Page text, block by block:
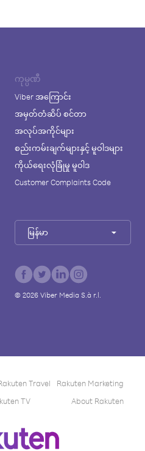
ကုမ္ပဏီ
Viber အကြောင်း
အမှတ်တံဆိပ် စင်တာ
အလုပ်အကိုင်များ
စည်းကမ်းချက်များနှင့် မူဝါဒများ
ကိုယ်ရေးလုံခြုံမှု မူဝါဒ
Customer Complaints Code
မြန်မာ
© 2026Viber Media S.à r.l.
Travel
Rakuten Marketing
TV About Rakuten